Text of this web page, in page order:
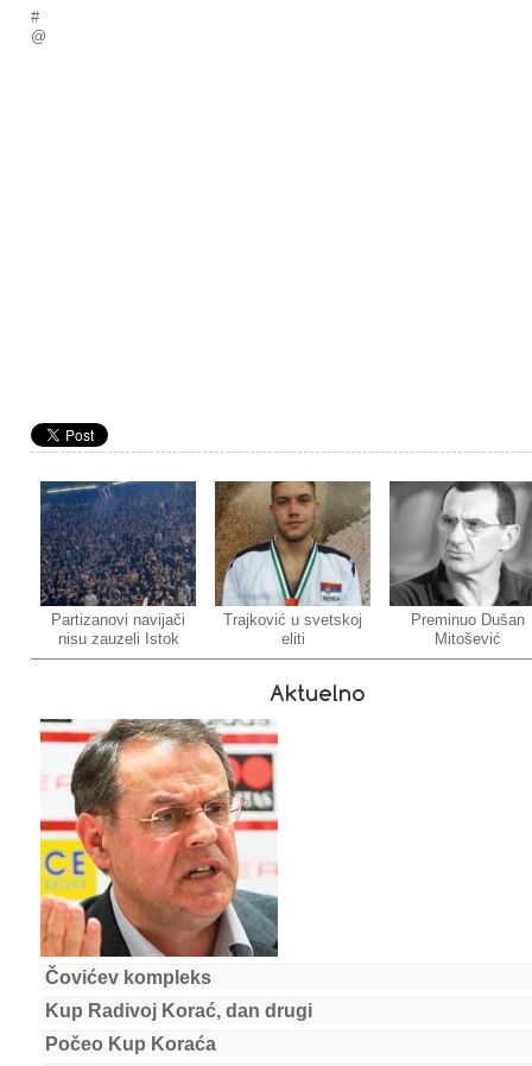
#
@
Partizanovi navijači
nisu zauzeli Istok
Trajković u svetskoj
eliti
Preminuo Dušan
Mitošević
Aktuelno
Čovićev kompleks
Kup Radivoj Korać, dan drugi
Počeo Kup Koraća